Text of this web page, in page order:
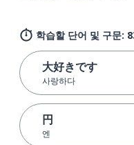
학습할 단어 및 구문:
大好きです
사랑하다
円
엔